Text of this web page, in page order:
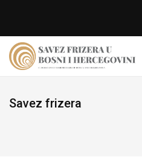
Savez frizera